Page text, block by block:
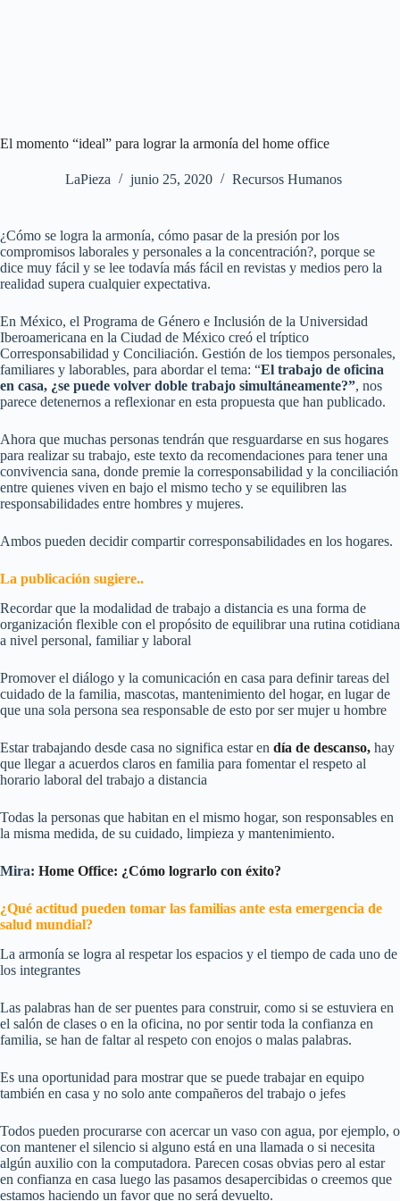
El momento “ideal” para lograr la armonía del home office
LaPieza junio 25, 2020 Recursos Humanos
¿Cómo se logra la armonía, cómo pasar de la presión por los
compromisos laborales y personales a la concentración?, porque se
dice muy fácil y se lee todavía más fácil en revistas y medios pero la
realidad supera cualquier expectativa.
En México, el Programa de Género e Inclusión de la Universidad
Iberoamericana en la Ciudad de México creó el tríptico
Corresponsabilidad y Conciliación. Gestión de los tiempos personales,
familiares y laborables, para abordar el tema: “El trabajo de oficina
en casa, ¿se puede volver doble trabajo simultáneamente?”, nos
parece detenernos a reflexionar en esta propuesta que han publicado.
Ahora que muchas personas tendrán que resguardarse en sus hogares
para realizar su trabajo, este texto da recomendaciones para tener una
convivencia sana, donde premie la corresponsabilidad y la conciliación
entre quienes viven en bajo el mismo techo y se equilibren las
responsabilidades entre hombres y mujeres.
Ambos pueden decidir compartir corresponsabilidades en los hogares.
La publicación sugiere..
Recordar que la modalidad de trabajo a distancia es una forma de
organización flexible con el propósito de equilibrar una rutina cotidiana
a nivel personal, familiar y laboral
Promover el diálogo y la comunicación en casa para definir tareas del
cuidado de la familia, mascotas, mantenimiento del hogar, en lugar de
que una sola persona sea responsable de esto por ser mujer u hombre
Estar trabajando desde casa no significa estar en día de descanso, hay
que llegar a acuerdos claros en familia para fomentar el respeto al
horario laboral del trabajo a distancia
Todas la personas que habitan en el mismo hogar, son responsables en
la misma medida, de su cuidado, limpieza y mantenimiento.
Mira: Home Office: ¿Cómo lograrlo con éxito?
¿Qué actitud pueden tomar las familias ante esta emergencia de
salud mundial?
La armonía se logra al respetar los espacios y el tiempo de cada uno de
los integrantes
Las palabras han de ser puentes para construir, como si se estuviera en
el salón de clases o en la oficina, no por sentir toda la confianza en
familia, se han de faltar al respeto con enojos o malas palabras.
Es una oportunidad para mostrar que se puede trabajar en equipo
también en casa y no solo ante compañeros del trabajo o jefes
Todos pueden procurarse con acercar un vaso con agua, por ejemplo, o
con mantener el silencio si alguno está en una llamada o si necesita
algún auxilio con la computadora. Parecen cosas obvias pero al estar
en confianza en casa luego las pasamos desapercibidas o creemos que
estamos haciendo un favor que no será devuelto.